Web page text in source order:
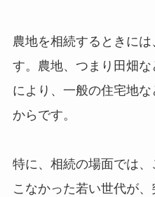
農地を相続するときに
す。農地、つまり田畑
により、一般の住宅地
からです。
特に、相続の場面では
こなかった若い世代が